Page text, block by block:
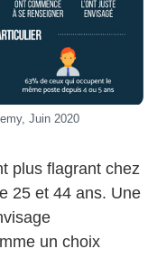
Juin 2020
plus flagrant chez
25 et 44 ans. Une
un choix